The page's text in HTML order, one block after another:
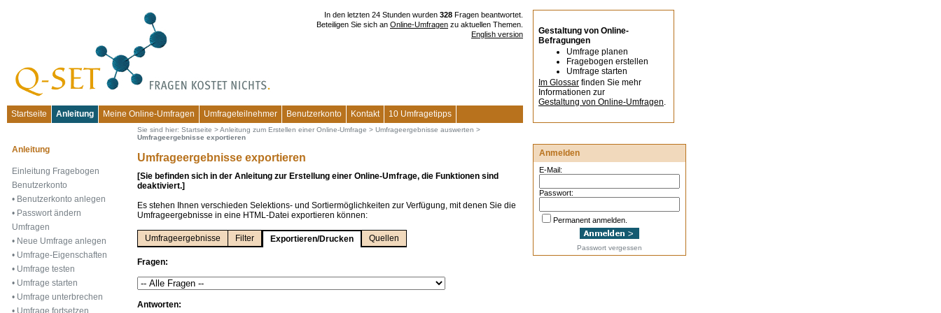
In den letzten 24 Stunden wurden 328 Fragen beantwortet.
Beteiligen Sie sich an Online-Umfragen zu aktuellen Themen.
English version
Gestaltung von Online-
Befragungen
Umfrage planen
Fragebogen erstellen
Umfrage starten
Im Glossar finden Sie mehr
Informationen zur
Gestaltung von Online-Umfragen.
Startseite
Anleitung Meine Online-Umfragen Umfrageteilnehmer Benutzerkonto Kontakt 10 Umfragetipps
Sie sind hier: Startseite >Anleitung zum Erstellen einer Online-Umfrage > Umfrageergebnisse auswerten >
Umfrageergebnisse exportieren
Umfrageergebnisse exportieren
[Sie befinden sich in der Anleitung zur Erstellung einer Online-Umfrage, die Funktionen sind
deaktiviert.]
Es stehen Ihnen verschieden Selektions- und Sortiermöglichkeiten zur Verfügung, mit denen Sie die
Umfrageergebnisse in eine HTML-Datei exportieren können:
Umfrageergebnisse Filter Exportieren/Drucken Quellen
Fragen:
Antworten:
Anmelden
E-Mail:
Passwort:
Permanent anmelden.
Passwort vergessen
Anleitung
Einleitung Fragebogen
Benutzerkonto
• Benutzerkonto anlegen
• Passwort ändern
Umfragen
• Neue Umfrage anlegen
• Umfrage-Eigenschaften
• Umfrage testen
• Umfrage starten
• Umfrage unterbrechen
• Umfrage fortsetzen